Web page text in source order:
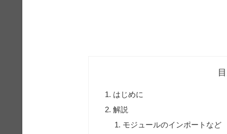
はじめに
解説
モジュールのインポートなど